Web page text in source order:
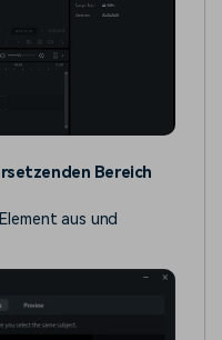
Bereich
aus und